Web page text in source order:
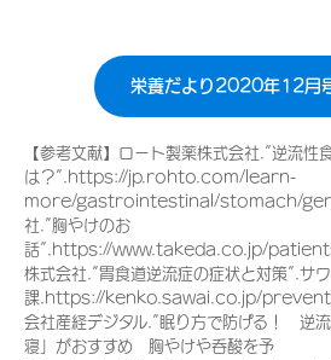
栄養だより2020年12月
【参考文献】ロート製薬株式会社.”逆流性
は？”.https://jp.rohto.com/learn-
more/gastrointestinal/stomach/gerd/
社.”胸やけのお
話”.https://www.takeda.co.jp/
株式会社.”胃食道逆流症の症状と対策”.サ
課.https://kenko.sawai.co.jp/
会社産経デジタル.”眠り方で防げる！ 逆
寝」がおすすめ 胸やけや呑酸を予